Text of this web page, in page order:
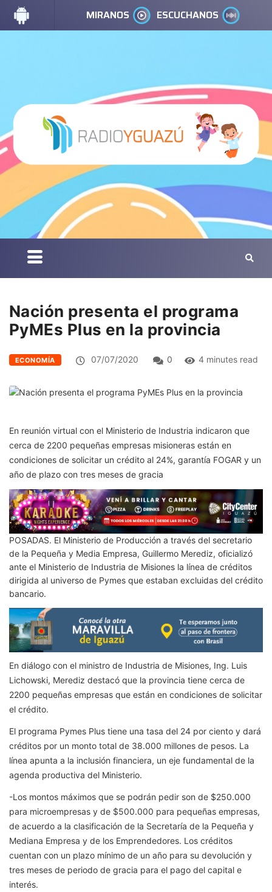
MIRANOS ESCUCHANOS
Nación presenta el programa
PyMEs Plus en la provincia
ECONOMÍA 07/07/2020 0 4 minutes read
En reunión virtual con el Ministerio de Industria indicaron que
cerca de 2200 pequeñas empresas misioneras están en
condiciones de solicitar un crédito al 24%, garantía FOGAR y un
año de plazo con tres meses de gracia
POSADAS. El Ministerio de Producción a través del secretario
de la Pequeña y Media Empresa, Guillermo Merediz, oficializó
ante el Ministerio de Industria de Misiones la línea de créditos
dirigida al universo de Pymes que estaban excluidas del crédito
bancario.
En diálogo con el ministro de Industria de Misiones, Ing. Luis
Lichowski, Merediz destacó que la provincia tiene cerca de
2200 pequeñas empresas que están en condiciones de solicitar
el crédito.
El programa Pymes Plus tiene una tasa del 24 por ciento y dará
créditos por un monto total de 38.000 millones de pesos. La
línea apunta a la inclusión financiera, un eje fundamental de la
agenda productiva del Ministerio.
-Los montos máximos que se podrán pedir son de $250.000
para microempresas y de $500.000 para pequeñas empresas,
de acuerdo a la clasificación de la Secretaría de la Pequeña y
Mediana Empresa y de los Emprendedores. Los créditos
cuentan con un plazo mínimo de un año para su devolución y
tres meses de periodo de gracia para el pago del capital e
interés.